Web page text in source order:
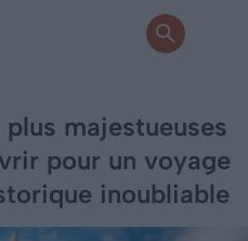
majestueuses
pour un voyage
inoubliable